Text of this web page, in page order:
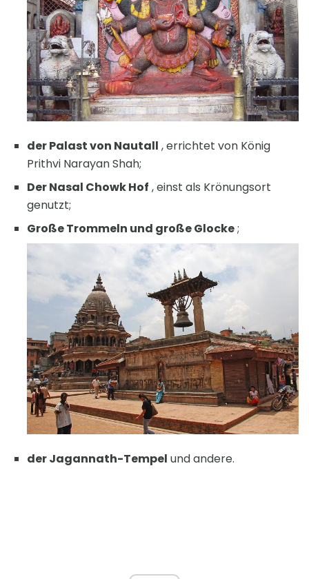
der Palast von Nautall , errichtet von König
Prithvi Narayan Shah;
Der Nasal Chowk Hof , einst als Krönungsort
genutzt;
Große Trommeln und große Glocke;
der Jagannath-Tempel und andere.